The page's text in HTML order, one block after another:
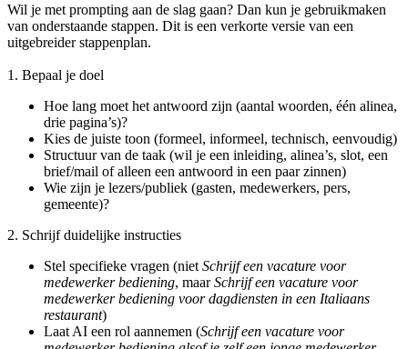
Wil je met prompting aan de slag gaan? Dan kun je gebruikmaken
van onderstaande stappen. Dit is een verkorte versie van een
uitgebreider stappenplan.
1. Bepaal je doel
Hoe lang moet het antwoord zijn (aantal woorden, één alinea,
drie pagina’s)?
Kies de juiste toon (formeel, informeel, technisch, eenvoudig)
Structuur van de taak (wil je een inleiding, alinea’s, slot, een
brief/mail of alleen een antwoord in een paar zinnen)
Wie zijn je lezers/publiek (gasten, medewerkers, pers,
gemeente)?
2. Schrijf duidelijke instructies
Stel specifieke vragen (niet Schrijf een vacature voor
medewerker bediening, maarSchrijf een vacature voor
medewerker bediening voor dagdiensten in een Italiaans
restaurant)
Laat AI een rol aannemen (Schrijf een vacature voor